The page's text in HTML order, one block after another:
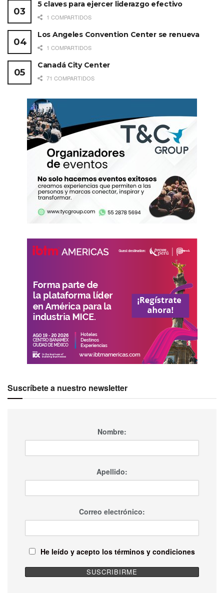
5 claves para ejercer liderazgo efectivo
1 COMPARTIDOS
Los Angeles Convention Center se renueva
1 COMPARTIDOS
Canadá City Center
71 COMPARTIDOS
Suscríbete a nuestro newsletter
Nombre:
Apellido:
Correo electrónico:
He leído y acepto los términos y condiciones